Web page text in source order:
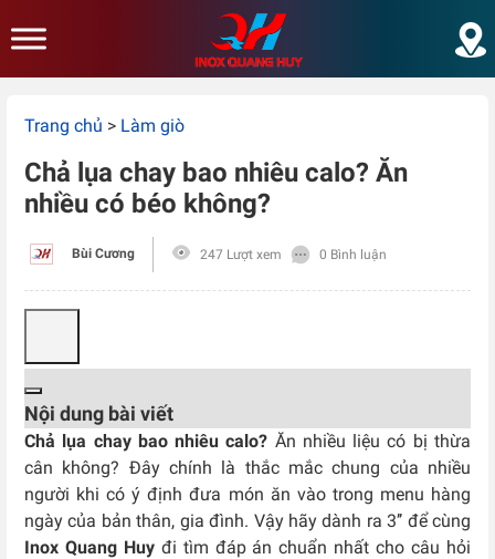
Trang chủ > Làm giò
Chả lụa chay bao nhiêu calo? Ăn
nhiều có béo không?
Bùi Cương 247 Lượt xem 0 Bình luận
Nội dung bài viết
Chả lụa chay bao nhiêu calo? Ăn nhiều liệu có bị thừa
cân không? Đây chính là thắc mắc chung của nhiều
người khi có ý định đưa món ăn vào trong menu hàng
ngày của bản thân, gia đình. Vậy hãy dành ra 3’’ để cùng
Inox Quang Huyđi tìm đáp án chuẩn nhất cho câu hỏi